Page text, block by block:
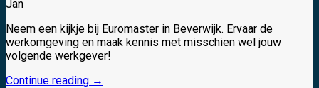
Jan
Neem een kijkje bij Euromaster in Beverwijk. Ervaar de
werkomgeving en maak kennis met misschien wel jouw
volgende werkgever!
Continue reading →